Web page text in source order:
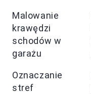
Malowanie
krawędzi
schodów w
garażu
Oznaczanie
stref